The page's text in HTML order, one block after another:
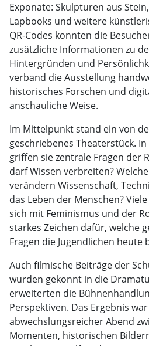
Exponate: Skulpturen aus
Lapbooks und weitere
QR-Codes konnten die
zusätzliche Informationen zu
Hintergründen und
verband die Ausstellung
historisches Forschen und
anschauliche Weise.
Im Mittelpunkt stand ein von
geschriebenes Theaterstück. In
griffen sie zentrale Fragen der
darf Wissen verbreiten?
verändern Wissenschaft,
das Leben der Menschen?
sich mit Feminismus und der
starkes Zeichen dafür, welche
Fragen die Jugendlichen heute
Auch filmische Beiträge der
wurden gekonnt in die
erweiterten die
Perspektiven. Das Ergebnis
abwechslungsreicher Abend
Momenten, historischen